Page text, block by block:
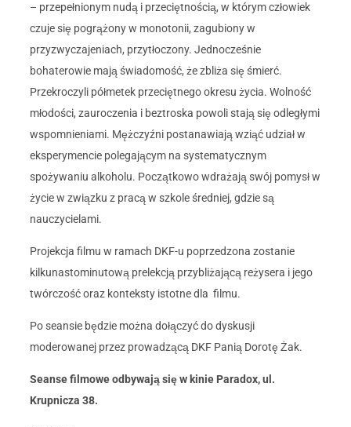
– przepełnionym nudą i przeciętnością, w którym człowiek
czuje się pogrążony w monotonii, zagubiony w
przyzwyczajeniach, przytłoczony. Jednocześnie
bohaterowie mają świadomość, że zbliża się śmierć.
Przekroczyli półmetek przeciętnego okresu życia. Wolność
młodości, zauroczenia i beztroska powoli stają się odległymi
wspomnieniami. Mężczyźni postanawiają wziąć udział w
eksperymencie polegającym na systematycznym
spożywaniu alkoholu. Początkowo wdrażają swój pomysł w
życie w związku z pracą w szkole średniej, gdzie są
nauczycielami.
Projekcja filmu w ramach DKF-u poprzedzona zostanie
kilkunastominutową prelekcją przybliżającą reżysera i jego
twórczość oraz konteksty istotne dla filmu.
Po seansie będzie można dołączyć do dyskusji
moderowanej przez prowadzącą DKF Panią Dorotę Żak.
Seanse filmowe odbywają się w kinie Paradox, ul.
Krupnicza 38.